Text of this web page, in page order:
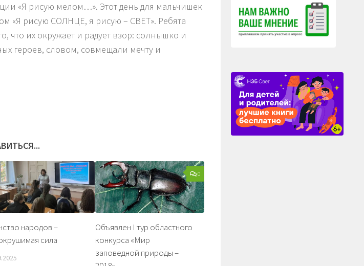
«Я рисую мелом…». Этот день для мальчишек
«Я рисую СОЛНЦЕ, я рисую – СВЕТ». Ребята
что их окружает и радует взор: солнышко и
героев, словом, совмещали мечту и
народов –
сила
0
Объявлен I тур областного
конкурса «Мир
заповедной природы –